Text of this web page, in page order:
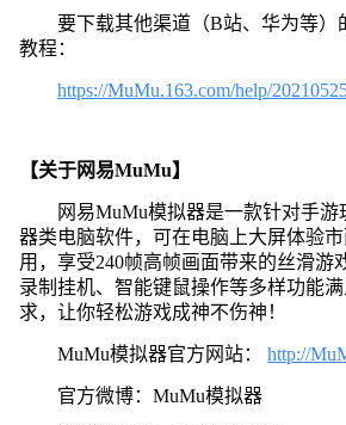
要下载其他渠道（B站、华为等）
教程：
https://MuMu.163.com/help/
【关于网易MuMu】
网易MuMu模拟器是一款针对手
器类电脑软件，可在电脑上大屏体验
用，享受240帧高帧画面带来的丝滑游
录制挂机、智能键鼠操作等多样功能
求，让你轻松游戏成神不伤神！
MuMu模拟器官方网站： http://
官方微博：MuMu模拟器